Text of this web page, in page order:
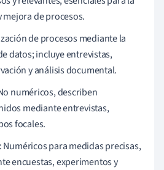
de procesos.
de procesos mediante la
datos; incluye entrevistas,
y análisis documental.
numéricos, describen
mediante entrevistas,
focales.
Numéricos para medidas precisas,
encuestas, experimentos y